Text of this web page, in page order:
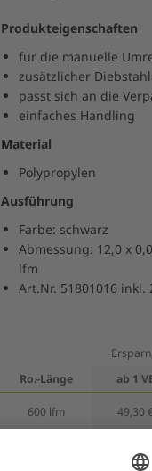
Produkteigenschaften
für die manuelle
zusätzlicher
passt sich an die
einfaches Handling
Material
Polypropylen
Ausführung
Farbe: schwarz
Abmessung: 12,0 x
lfm
Art.Nr. 51801016
Ro.-Länge ab 1
600 lfm 49,30
21,80 €